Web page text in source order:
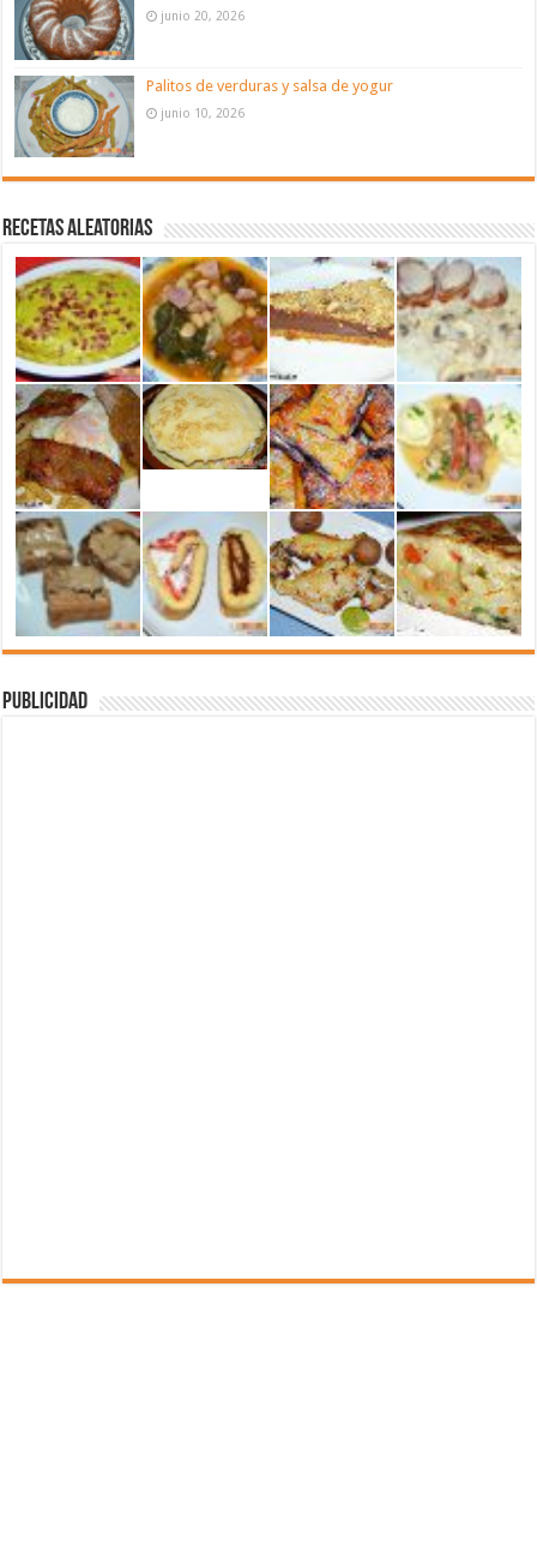
junio 20, 2026
Palitos de verduras y salsa de yogur
junio 10, 2026
Recetas aleatorias
Publicidad